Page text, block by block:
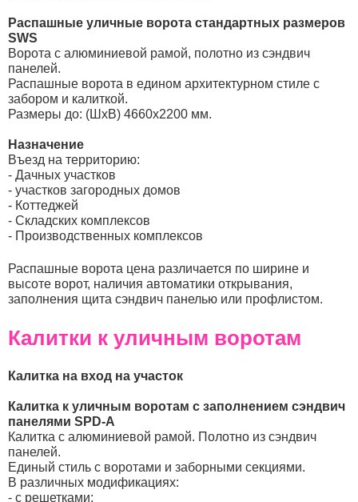
Распашные уличные ворота стандартных размеров
SWS
Ворота с алюминиевой рамой, полотно из сэндвич
панелей.
Распашные ворота в едином архитектурном стиле с
забором и калиткой.
Размеры до: (ШхВ) 4660х2200 мм.
Назначение
Въезд на территорию:
- Дачных участков
- участков загородных домов
- Коттеджей
- Складских комплексов
- Производственных комплексов
Распашные ворота цена различается по ширине и
высоте ворот, наличия автоматики открывания,
заполнения щита сэндвич панелью или профлистом.
Калитки к уличным воротам
Калитка на вход на участок
Калитка к уличным воротам с заполнением сэндвич
панелями SPD-A
Калитка с алюминиевой рамой. Полотно из сэндвич
панелей.
Единый стиль с воротами и заборными секциями.
В различных модификациях:
- с решетками;